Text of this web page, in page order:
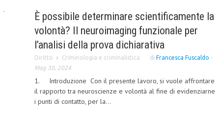
COMITATO SCIENTIFICO
REDAZIONE
CODICE ETICO
È possibile determinare scientificamente la
volontà? Il neuroimaging funzionale per
l’analisi della prova dichiarativa
Diritto Criminologia e criminalistica di Francesca Fuscaldo -
Mag 30, 2024
1. Introduzione Con il presente lavoro, si vuole affrontare
il rapporto tra neuroscienze e volontà al fine di evidenziarne
i punti di contatto, per la...